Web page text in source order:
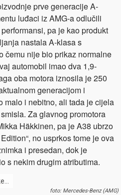
prve generacije A-
luđaci iz AMG-a odlučili
pa je kao produkt
nastala A-klasa s
čemu nije bio prikaz normalne
automobil imao dva 1,9-
oba motora iznosila je 250
generacijom i
malo i nebitno, ali tada je cijela
Za glavnog promotora
Häkkinen, pa je A38 ubrzo
no usprkos tome je ova
i presedan, dok je
s nekim drugim atributima.
foto: Mercedes-Benz (AMG)